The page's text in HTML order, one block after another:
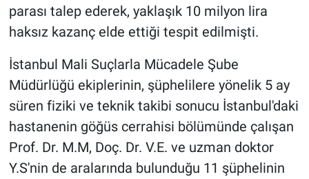
parası talep ederek, yaklaşık 10 milyon lira
haksız kazanç elde ettiği tespit edilmişti.
İstanbul Mali Suçlarla Mücadele Şube
Müdürlüğü ekiplerinin, şüphelilere yönelik 5 ay
süren fiziki ve teknik takibi sonucu İstanbul'daki
hastanenin göğüs cerrahisi bölümünde çalışan
Prof. Dr. M.M, Doç. Dr. V.E. ve uzman doktor
Y.S'nin de aralarında bulunduğu 11 şüphelinin